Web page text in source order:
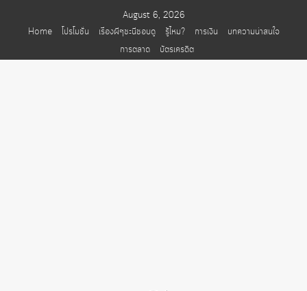
August 6, 2026
Home
โปรโมชั่น เรื่องผีๆชะนีชอบดู รู้ไหม? การเงิน
บทความน่าสนใจ
การตลาด
บัตรเครดิต